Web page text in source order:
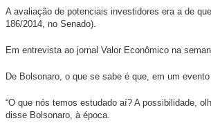
A avaliação de potenciais investidores era a de
186/2014, no Senado).
Em entrevista ao jornal Valor Econômico na
De Bolsonaro, o que se sabe é que, em um
“O que nós temos estudado aí? A possibilidade,
disse Bolsonaro, à época.